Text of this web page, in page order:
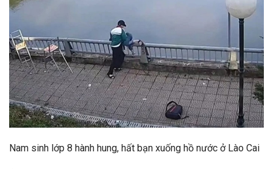
Nam sinh lớp 8 hành hung, hất bạn xuống hồ nước ở Lào Cai